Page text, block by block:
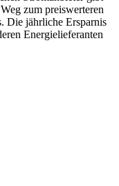
zum preiswerteren
Die jährliche Ersparnis
Energielieferanten